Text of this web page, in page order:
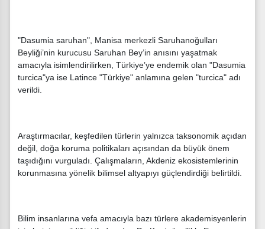
"Dasumia saruhan", Manisa merkezli Saruhanoğulları
Beyliği’nin kurucusu Saruhan Bey’in anısını yaşatmak
amacıyla isimlendirilirken, Türkiye’ye endemik olan "Dasumia
turcica"ya ise Latince "Türkiye" anlamına gelen "turcica" adı
verildi.
Araştırmacılar, keşfedilen türlerin yalnızca taksonomik açıdan
değil, doğa koruma politikaları açısından da büyük önem
taşıdığını vurguladı. Çalışmaların, Akdeniz ekosistemlerinin
korunmasına yönelik bilimsel altyapıyı güçlendirdiği belirtildi.
Bilim insanlarına vefa amacıyla bazı türlere akademisyenlerin